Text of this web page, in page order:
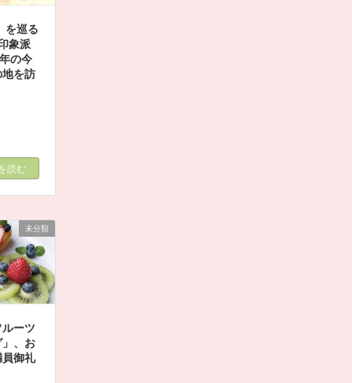
を巡る
派
の今
を訪
読む
未分類
ーツ
、お
御礼